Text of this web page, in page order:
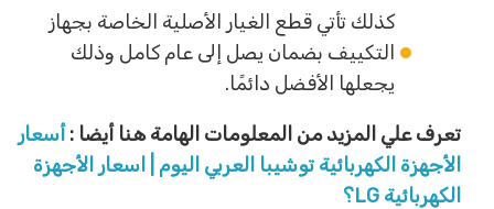
كذلك تأتي قطع الغيار الأصلية الخاصة بجهاز
التكييف بضمان يصل إلى عام كامل وذلك
يجعلها الأفضل دائمًا.
تعرف علي المزيد من المعلومات الهامة هنا أيضا :أسعار
الأجهزة الكهربائية توشيبا العربي اليوم | اسعار الأجهزة
الكهربائية LG؟